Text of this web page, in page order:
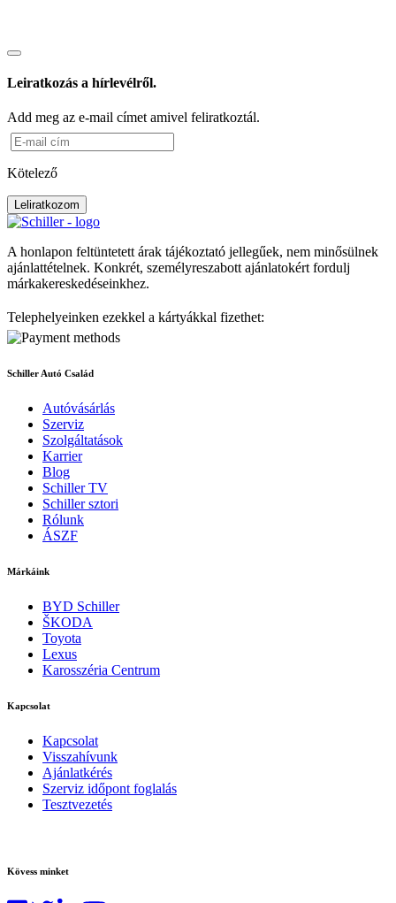
Leiratkozás a hírlevélről.
Add meg az e-mail címet amivel feliratkoztál.
Kötelező
Leliratkozom
A honlapon feltüntetett árak tájékoztató jellegűek, nem minősülnek
ajánlattételnek. Konkrét, személyreszabott ajánlatokért fordulj
márkakereskedéseinkhez.
Telephelyeinken ezekkel a kártyákkal fizethet:
Schiller Autó Család
Autóvásárlás
Szerviz
Szolgáltatások
Karrier
Blog
Schiller TV
Schiller sztori
Rólunk
ÁSZF
Márkáink
BYD Schiller
ŠKODA
Toyota
Lexus
Karosszéria Centrum
Kapcsolat
Kapcsolat
Visszahívunk
Ajánlatkérés
Szerviz időpont foglalás
Tesztvezetés
Kövess minket